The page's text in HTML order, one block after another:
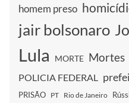
homem preso
jair bolsonaro
Lula MORTE Mortes
POLICIA FEDERAL
PRISÃO PT Rio de Janeiro